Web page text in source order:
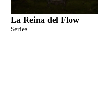
La Reina del Flow
Series